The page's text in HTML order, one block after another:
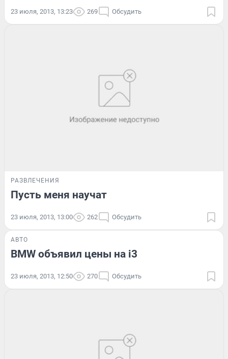
23 июля, 2013, 13:23 269 Обсудить
РАЗВЛЕЧЕНИЯ
Пусть меня научат
23 июля, 2013, 13:00 262 Обсудить
АВТО
BMW объявил цены на i3
23 июля, 2013, 12:50 270 Обсудить